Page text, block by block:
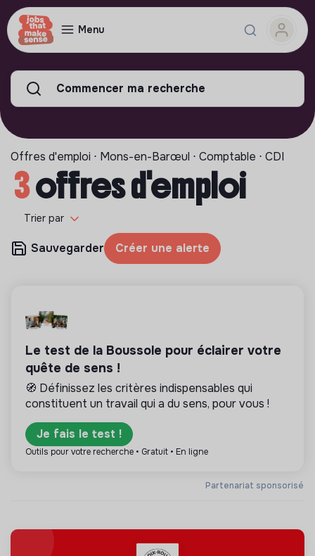
Menu
Commencer ma recherche
Offres d'emploi ⋅ Mons-en-Barœul ⋅ Comptable ⋅ CDI
3offres d'emploi
Trier par
Sauvegarder Créer une alerte
Partenariat sponsorisé
Le test de la Boussole pour éclairer votre
quête de sens !
🧭 Définissez les critères indispensables qui
constituent un travail qui a du sens, pour vous !
Je fais le test !
Outils pour votre recherche • Gratuit • En ligne